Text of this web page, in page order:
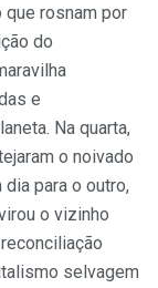
rosnam por
do
e
Na quarta,
o noivado
dia para o outro,
o vizinho
selvagem